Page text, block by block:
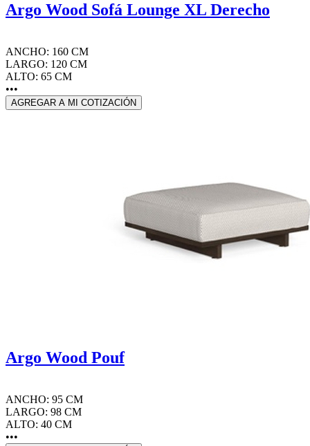
Argo Wood Sofá Lounge XL Derecho
ANCHO: 160 CM
LARGO: 120 CM
ALTO: 65 CM
•••
AGREGAR A MI COTIZACIÓN
Argo Wood Pouf
ANCHO: 95 CM
LARGO: 98 CM
ALTO: 40 CM
•••